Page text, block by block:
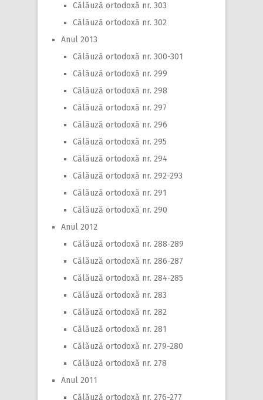
Călăuză ortodoxă nr. 303
Călăuză ortodoxă nr. 302
Anul 2013
Călăuză ortodoxă nr. 300-301
Călăuză ortodoxă nr. 299
Călăuză ortodoxă nr. 298
Călăuză ortodoxă nr. 297
Călăuză ortodoxă nr. 296
Călăuză ortodoxă nr. 295
Călăuză ortodoxă nr. 294
Călăuză ortodoxă nr. 292-293
Călăuză ortodoxă nr. 291
Călăuză ortodoxă nr. 290
Anul 2012
Călăuză ortodoxă nr. 288-289
Călăuză ortodoxă nr. 286-287
Călăuză ortodoxă nr. 284-285
Călăuză ortodoxă nr. 283
Călăuză ortodoxă nr. 282
Călăuză ortodoxă nr. 281
Călăuză ortodoxă nr. 279-280
Călăuză ortodoxă nr. 278
Anul 2011
Călăuză ortodoxă nr. 276-277